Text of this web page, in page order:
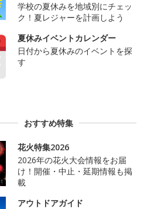
学校の夏休みを地域別にチェッ
ク！夏レジャーを計画しよう
夏休みイベントカレンダー
日付から夏休みのイベントを探
す
おすすめ特集
花火特集2026
2026年の花火大会情報をお届
け！開催・中止・延期情報も掲
載
アウトドアガイド